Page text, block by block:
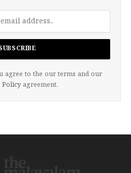
agree to the our terms and our
Policy agreement.